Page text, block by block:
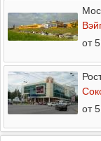
от
от